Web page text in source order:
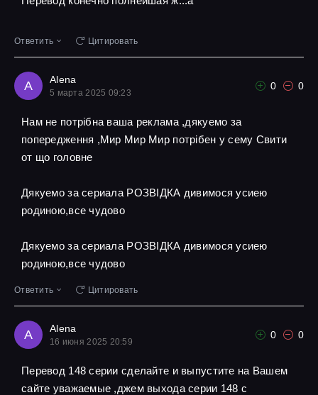
Ответить Цитировать
A Alena
5 марта 2025 09:23
0 0
Нам не потрібна ваша реклама ,дякуемо за
попередження ,Мир Мир Мир потрібен у сему Свити
от що головне
Дякуемо за сериала РОЗВІДКА дивимося усиею
родиною,все чудово
Дякуемо за сериала РОЗВІДКА дивимося усиею
родиною,все чудово
Ответить Цитировать
A Alena
16 июня 2025 20:59
0 0
Перевод 148 серии сделайте и выпустите на Вашем
сайте уважаемые ,джем выхода серии 148 с